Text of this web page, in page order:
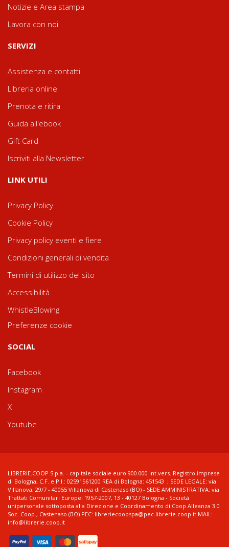
Notizie e Area stampa
Lavora con noi
SERVIZI
Assistenza e contatti
Libreria online
Prenota e ritira
Guida all'ebook
Gift Card
Iscriviti alla Newsletter
LINK UTILI
Privacy Policy
Cookie Policy
Privacy policy eventi e fiere
Condizioni generali di vendita
Termini di utilizzo del sito
Accessibilità
WhistleBlowing
Preferenze cookie
SOCIAL
Facebook
Instagram
X
Youtube
LIBRERIE.COOP S.p.a. - capitale sociale euro 900.000 int.vers. Registro imprese
di Bologna, C.F. e P.I.: 02591561200 REA di Bologna: 451543 ; SEDE LEGALE: via
Villanova, 29/7 - 40055 Villanova di Castenaso (BO) - SEDE AMMINISTRATIVA: via
Trattati Comunitari Europei 1957-2007, 13 - 40127 Bologna - Società
unipersonale sottoposta alla Direzione e Coordinamento di Coop Alleanza 3.0
Soc. Coop., Castenaso (BO) PEC: libreriecoopspa@pec.librerie.coop.it MAIL:
info@librerie.coop.it